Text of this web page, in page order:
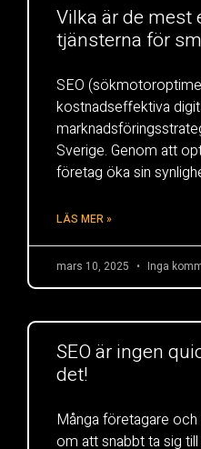
Vilka är de mest
tjänsterna för
SEO
kostnadseffektiva
Sverige. Genom att
företag öka sin
LÄS MER »
mars 10, 2025 Inga
SEO är ingen
det!
Många företagare
om att snabbt ta sig